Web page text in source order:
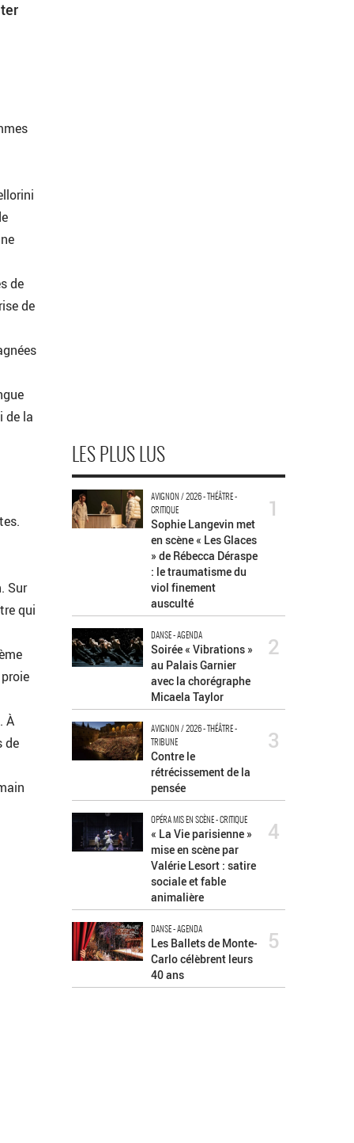
de
de
de la
Sur
qui
À
de
LES PLUS LUS
AVIGNON / 2026 - THÉÂTRE -
CRITIQUE
Sophie Langevin met
en scène « Les Glaces
» de Rébecca Déraspe
: le traumatisme du
viol finement
ausculté
1
DANSE - AGENDA
Soirée « Vibrations »
au Palais Garnier
avec la chorégraphe
Micaela Taylor
2
AVIGNON / 2026 - THÉÂTRE -
TRIBUNE
Contre le
rétrécissement de la
pensée
3
OPÉRA MIS EN SCÈNE - CRITIQUE
« La Vie parisienne »
mise en scène par
Valérie Lesort : satire
sociale et fable
animalière
4
DANSE - AGENDA
Les Ballets de Monte-
Carlo célèbrent leurs
40 ans
5